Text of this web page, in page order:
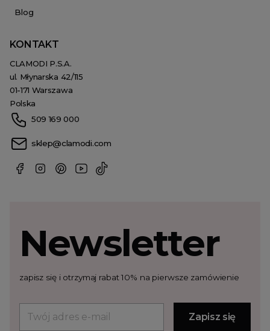
Blog
KONTAKT
CLAMODI P.S.A.
ul. Młynarska 42/115
01-171 Warszawa
Polska
509 169 000
sklep@clamodi.com
Newsletter
zapisz się i otrzymaj rabat 10% na pierwsze zamówienie